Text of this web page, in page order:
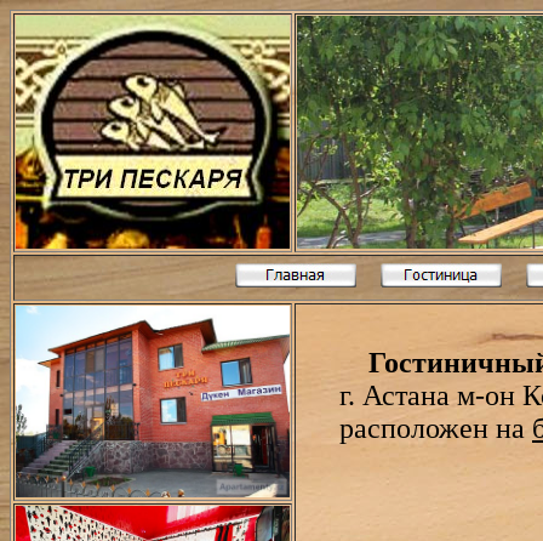
г. Астана м-он
расположен на